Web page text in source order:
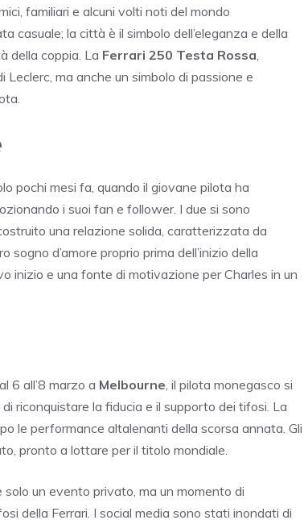
familiari e alcuni volti noti del mondo
casuale; la città è il simbolo dell’eleganza e della
della coppia. La Ferrari 250 Testa Rossa
Leclerc, ma anche un simbolo di passione e
pochi mesi fa, quando il giovane pilota ha
i suoi fan e follower. I due si sono
una relazione solida, caratterizzata da
d’amore proprio prima dell’inizio della
inizio e una fonte di motivazione per Charles in un
6 all’8 marzo a Melbourne , il pilota monegasco si
riconquistare la fiducia e il supporto dei tifosi. La
le performance altalenanti della scorsa annata. Gli
pronto a lottare per il titolo mondiale.
un evento privato, ma un momento di
della Ferrari. I social media sono stati inondati di